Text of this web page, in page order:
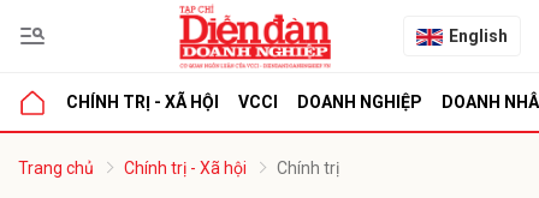
English
CHÍNH TRỊ - XÃ HỘI VCCI DOANH NGHIỆP DOANH
Trang chủ Chính trị - Xã hội Chính trị
luận